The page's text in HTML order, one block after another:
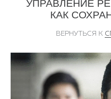
УПРАВЛЕНИЕ
КАК
ВЕРНУТЬСЯ К